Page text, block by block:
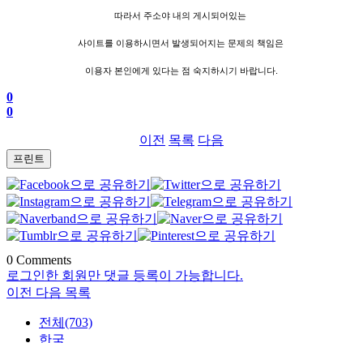
따라서 주소야 내의 게시되어있는
사이트를 이용하시면서 발생되어지는 문제의 책임은
이용자 본인에게 있다는 점 숙지하시기 바랍니다.
0
0
이전 목록 다음
프린트
0 Comments
로그인한 회원만 댓글 등록이 가능합니다.
이전 다음 목록
전체(703)
한국